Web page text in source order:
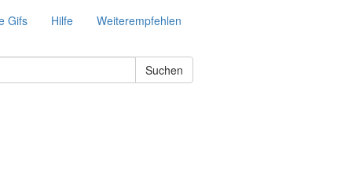
Gifs Hilfe Weiterempfehlen
Suchen